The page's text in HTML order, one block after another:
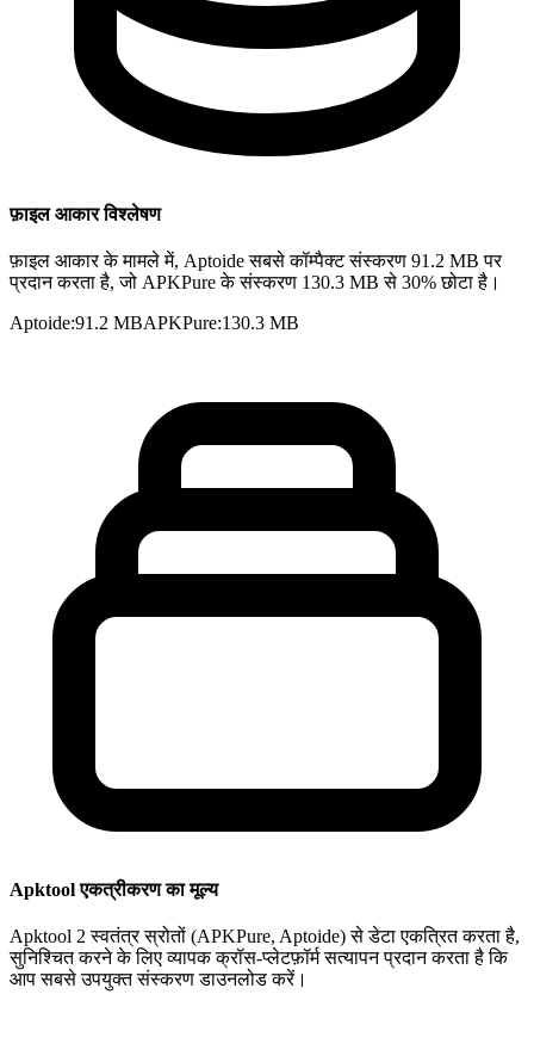
फ़ाइल आकार विश्लेषण
फ़ाइल आकार के मामले में, Aptoide सबसे कॉम्पैक्ट संस्करण 91.2 MB पर
प्रदान करता है, जो APKPure के संस्करण 130.3 MB से 30% छोटा है।
Aptoide:91.2 MBAPKPure:130.3 MB
Apktool एकत्रीकरण का मूल्य
Apktool 2 स्वतंत्र स्रोतों (APKPure, Aptoide) से डेटा एकत्रित करता है,
सुनिश्चित करने के लिए व्यापक क्रॉस-प्लेटफ़ॉर्म सत्यापन प्रदान करता है कि
आप सबसे उपयुक्त संस्करण डाउनलोड करें।